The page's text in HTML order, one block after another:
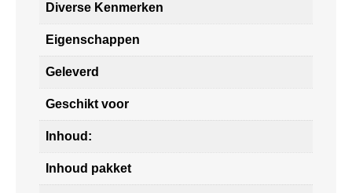
Diverse Kenmerken
Eigenschappen
Geleverd
Geschikt voor
Inhoud:
Inhoud pakket